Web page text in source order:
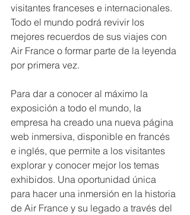
visitantes franceses e internacionales.
Todo el mundo podrá revivir los
mejores recuerdos de sus viajes con
Air France o formar parte de la leyenda
por primera vez.
Para dar a conocer al máximo la
exposición a todo el mundo, la
empresa ha creado una nueva página
web inmersiva, disponible en francés
e inglés, que permite a los visitantes
explorar y conocer mejor los temas
exhibidos. Una oportunidad única
para hacer una inmersión en la historia
de Air France y su legado a través del